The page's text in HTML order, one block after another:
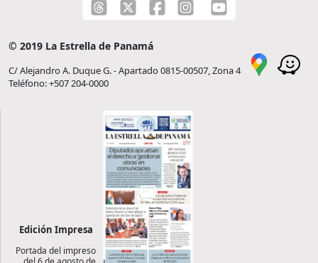
© 2019 La Estrella de Panamá
C/ Alejandro A. Duque G. - Apartado 0815-00507, Zona 4
Teléfono: +507 204-0000
Edición Impresa
Portada del impreso